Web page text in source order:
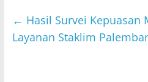
s
A
er e
b
l
← Hasil Survei Kepuasan
Layanan Staklim